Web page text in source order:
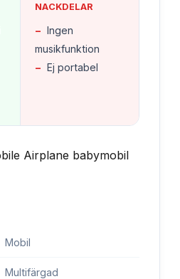
NACKDELAR
− Ingen
musikfunktion
− Ej portabel
Mobil
Multifärgad